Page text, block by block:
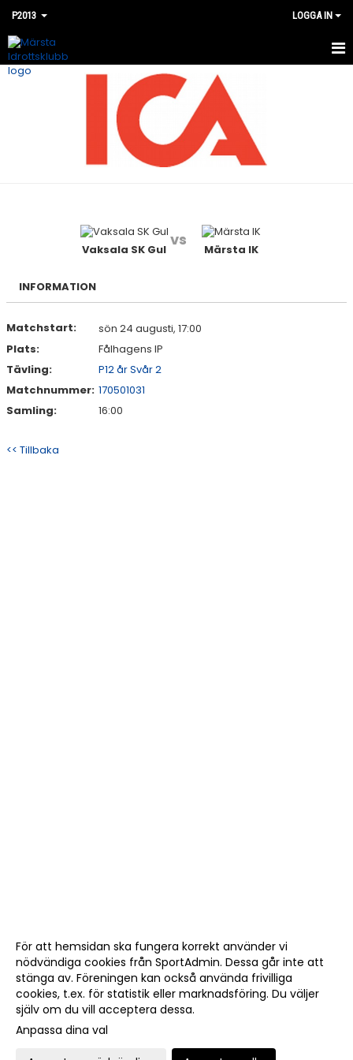
P2013 LOGGA IN
HEM
KONTAKT
Vaksala SK Gul
vs
Märsta IK
INFORMATION
Matchstart:
sön 24 augusti, 17:00
Plats:
Fålhagens IP
Tävling:
P12 år Svår 2
Matchnummer: 170501031
Samling:
16:00
<< Tillbaka
För att hemsidan ska fungera korrekt använder vi
nödvändiga cookies från SportAdmin. Dessa går inte att
stänga av. Föreningen kan också använda frivilliga
cookies, t.ex. för statistik eller marknadsföring. Du väljer
själv om du vill acceptera dessa.
Anpassa dina val